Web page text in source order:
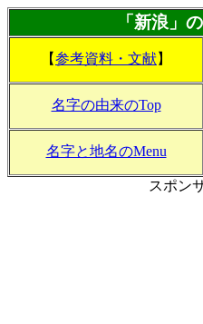
「新浪」
【参考資料・文献】
名字の由来のTop
名字と地名のMenu
スポン